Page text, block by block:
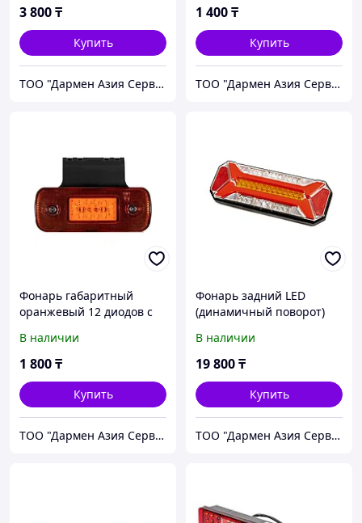
3 800₸
Купить
ТОО "Дармен Азия Сервис"
1 400₸
Купить
ТОО "Дармен Азия Сервис"
Фонарь габаритный
оранжевый 12 диодов с
В наличии
1 800₸
Купить
ТОО "Дармен Азия Сервис"
Фонарь задний LED
(динамичный поворот)
В наличии
19 800₸
Купить
ТОО "Дармен Азия Сервис"